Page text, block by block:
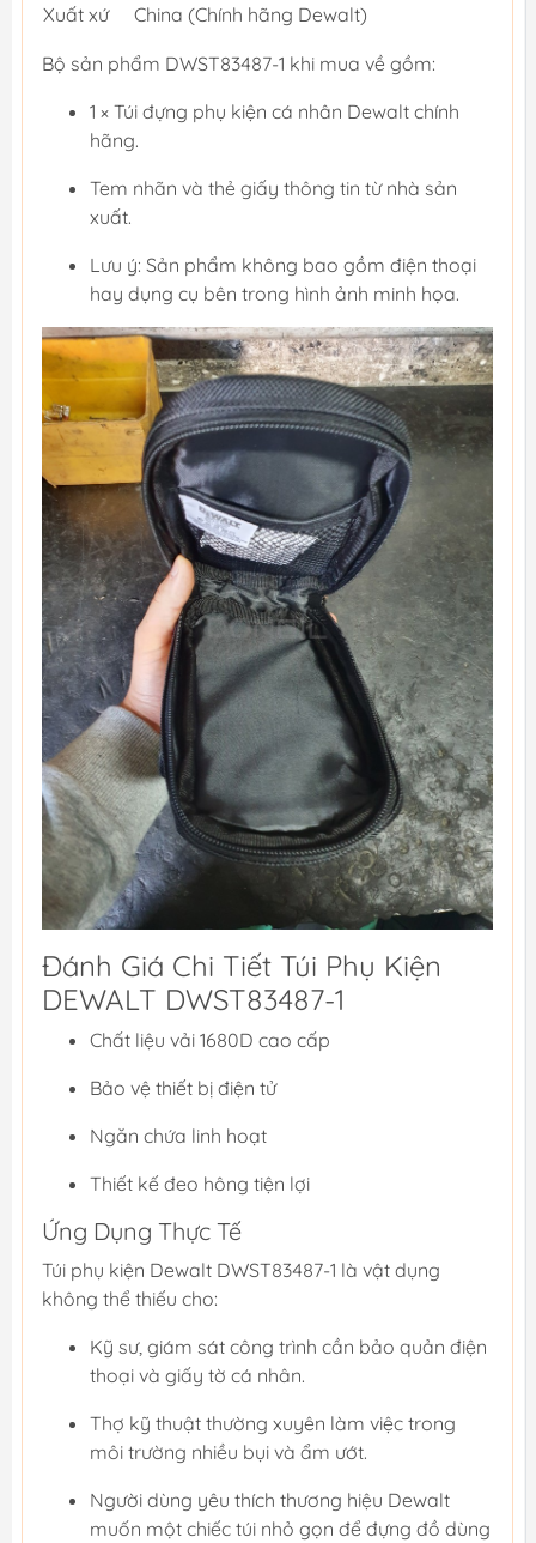
Xuất xứ China (Chính hãng Dewalt)
Bộ sản phẩm DWST83487-1 khi mua về gồm:
1 × Túi đựng phụ kiện cá nhân Dewalt chính
hãng.
Tem nhãn và thẻ giấy thông tin từ nhà sản
xuất.
Lưu ý: Sản phẩm không bao gồm điện thoại
hay dụng cụ bên trong hình ảnh minh họa.
Đánh Giá Chi Tiết Túi Phụ Kiện
DEWALT DWST83487-1
Chất liệu vải 1680D cao cấp
Bảo vệ thiết bị điện tử
Ngăn chứa linh hoạt
Thiết kế đeo hông tiện lợi
Ứng Dụng Thực Tế
Túi phụ kiện Dewalt DWST83487-1 là vật dụng
không thể thiếu cho:
Kỹ sư, giám sát công trình cần bảo quản điện
thoại và giấy tờ cá nhân.
Thợ kỹ thuật thường xuyên làm việc trong
môi trường nhiều bụi và ẩm ướt.
Người dùng yêu thích thương hiệu Dewalt
muốn một chiếc túi nhỏ gọn để đựng đồ dùng